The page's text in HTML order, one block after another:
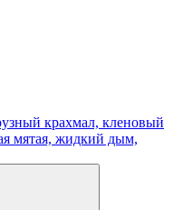
крахмал, кленовый
мятая, жидкий дым,